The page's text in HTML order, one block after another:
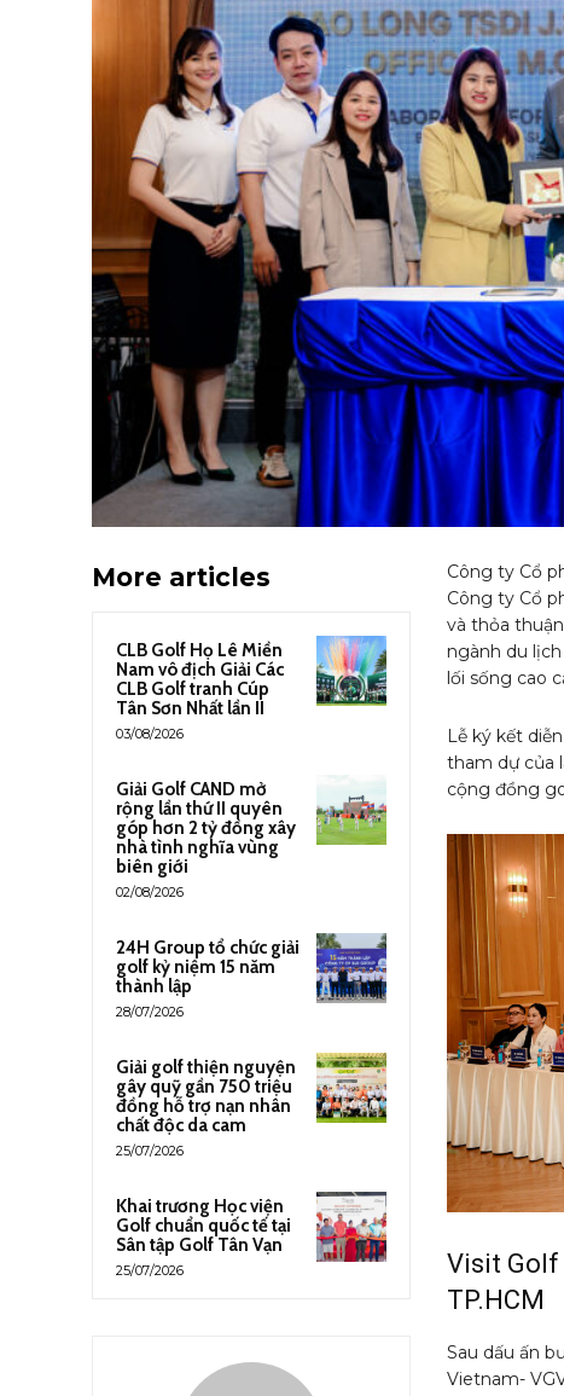
More articles
CLB Golf Họ Lê Miền
Nam vô địch Giải Các
CLB Golf tranh Cúp
Tân Sơn Nhất lần II
03/08/2026
Giải Golf CAND mở
rộng lần thứ II quyên
góp hơn 2 tỷ đồng xây
nhà tình nghĩa vùng
biên giới
02/08/2026
24H Group tổ chức giải
golf kỷ niệm 15 năm
thành lập
28/07/2026
Giải golf thiện nguyện
gây quỹ gần 750 triệu
đồng hỗ trợ nạn nhân
chất độc da cam
25/07/2026
Khai trương Học viện
Golf chuẩn quốc tế tại
Sân tập Golf Tân Vạn
25/07/2026
Công ty Cổ
Công ty Cổ
và thỏa
ngành du
lối sống cao
Lễ ký kết
tham dự của
cộng đồng
Visit Golf
TP.HCM
Sau dấu ấn
Vietnam-